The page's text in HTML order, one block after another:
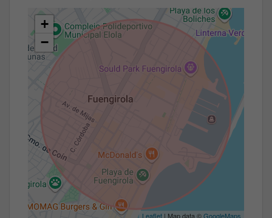
+
−
Leaflet | Map data ©GoogleMaps